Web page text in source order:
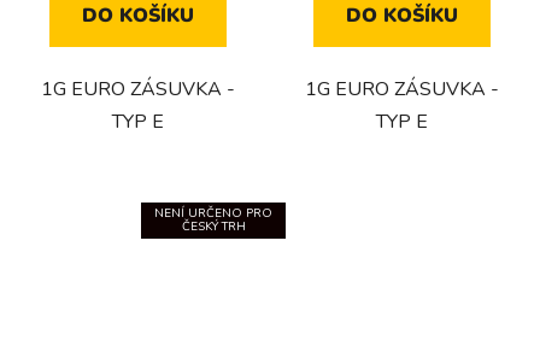
DO KOŠÍKU
1G EURO ZÁSUVKA -
TYP E
DO KOŠÍKU
1G EURO ZÁSUVKA -
TYP E
NENÍ URČENO PRO
ČESKÝ TRH